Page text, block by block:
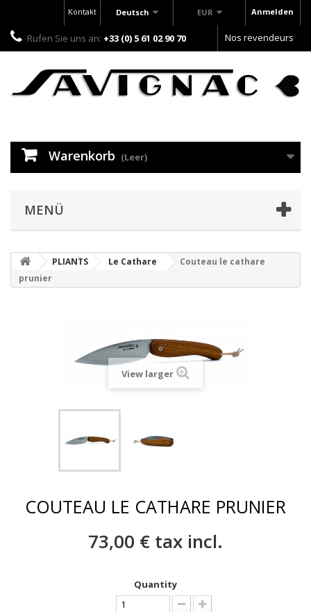
Anmelden
EUR
Deutsch
Kontakt
Rufen Sie uns an: +33 (0) 5 61 02 90 70 Nos revendeurs
Warenkorb (Leer)
MENÜ
PLIANTS Le Cathare
Couteau le cathare
prunier
View larger
COUTEAU LE CATHARE PRUNIER
73,00 € tax incl.
Quantity